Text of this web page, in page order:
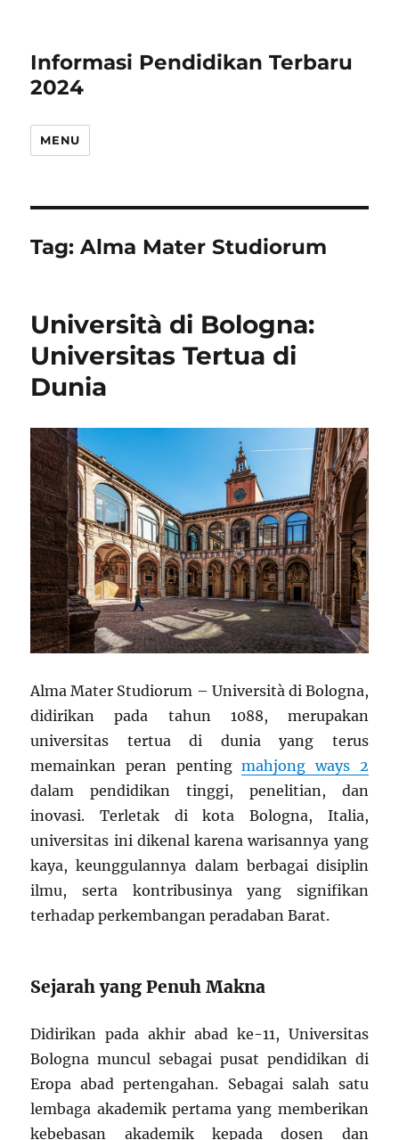
Informasi Pendidikan Terbaru
2024
MENU
Tag:Alma Mater Studiorum
Università di Bologna:
Universitas Tertua di
Dunia
Alma Mater Studiorum – Università di Bologna,
didirikan pada tahun 1088, merupakan
universitas tertua di dunia yang terus
memainkan peran pentingmahjong ways 2
dalam pendidikan tinggi, penelitian, dan
inovasi. Terletak di kota Bologna, Italia,
universitas ini dikenal karena warisannya yang
kaya, keunggulannya dalam berbagai disiplin
ilmu, serta kontribusinya yang signifikan
terhadap perkembangan peradaban Barat.
Sejarah yang Penuh Makna
Didirikan pada akhir abad ke-11, Universitas
Bologna muncul sebagai pusat pendidikan di
Eropa abad pertengahan. Sebagai salah satu
lembaga akademik pertama yang memberikan
kebebasan akademik kepada dosen dan